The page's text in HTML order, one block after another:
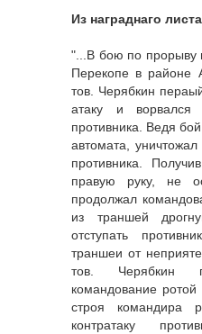
Из награднаго листа
"...В бою по прорыву
Перекопе в районе
тов. Черябкин
атаку и
противника. Ведя
автомата,
противника.
правую руку, не
продолжал
из траншей
отступать
траншеи от
тов. Черябкин
командование
строя командира
контратаку